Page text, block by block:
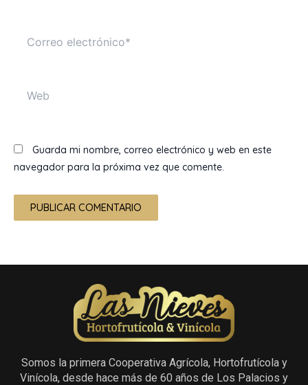
Correo
electrónico*
Web
Guarda mi nombre, correo electrónico y web en este
navegador para la próxima vez que comente.
Somos la primera Cooperativa Agrícola, Hortofrutícola y
Vinícola, desde hace más de 60 años de Los Palacios y